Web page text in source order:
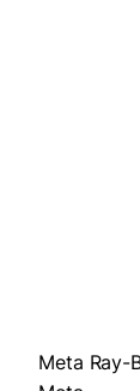
Meta Ray-